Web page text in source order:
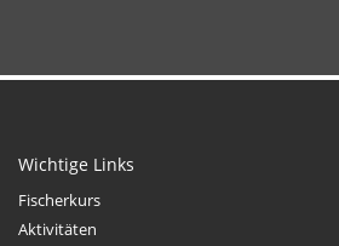
Wichtige Links
Fischerkurs
Aktivitäten